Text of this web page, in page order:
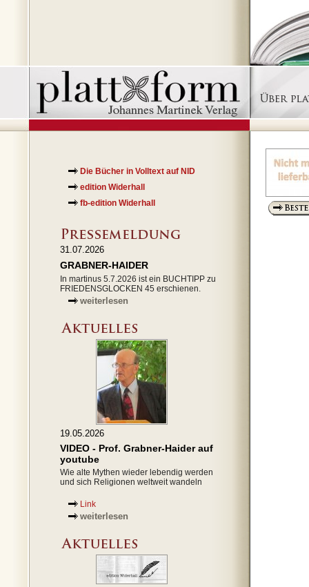
Die Bücher in Volltext auf NID
edition Widerhall
fb-edition Widerhall
31.07.2026
GRABNER-HAIDER
In martinus 5.7.2026 ist ein BUCHTIPP zu
FRIEDENSGLOCKEN 45 erschienen.
weiterlesen
19.05.2026
VIDEO - Prof. Grabner-Haider auf
youtube
Wie alte Mythen wieder lebendig werden
und sich Religionen weltweit wandeln
Link
weiterlesen